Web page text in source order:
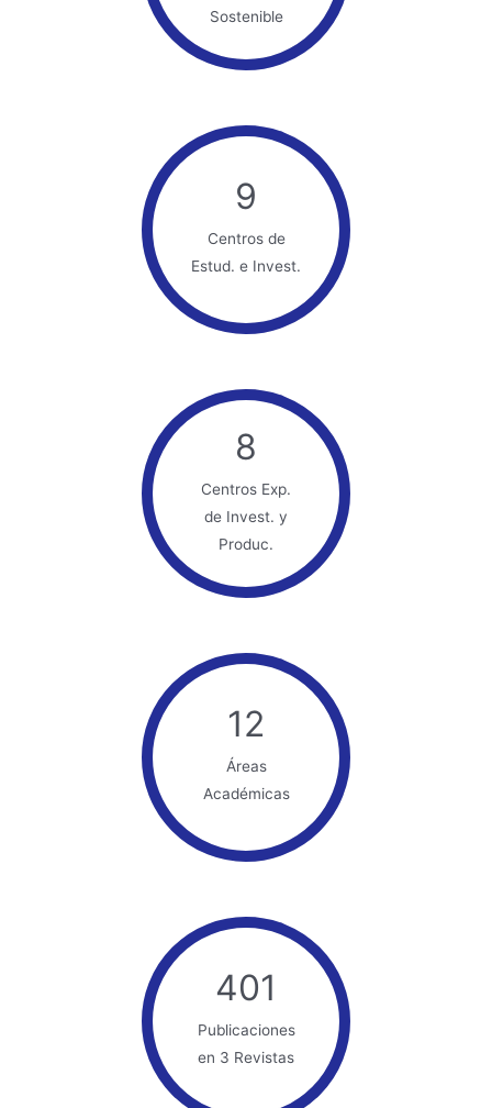
Sostenible
9
Centros de
Estud. e Invest.
8
Centros Exp.
de Invest. y
Produc.
12
Áreas
Académicas
401
Publicaciones
en 3 Revistas